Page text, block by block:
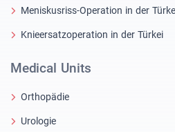
Meniskusriss-Operation in der
Knieersatzoperation in der Türkei
Medical Units
Orthopädie
Urologie